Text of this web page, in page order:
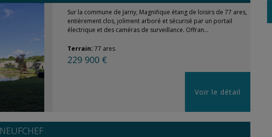
Sur la commune de Jarny, Magnifique étang de loisirs de 77 ares,
entièrement clos, joliment arboré et sécurisé par un portail
électrique et des caméras de surveillance. Offran...
Terrain: 77 ares
229 900 €
Voir le détail
NEUFCHEF